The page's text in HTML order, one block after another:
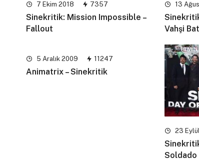
7 Ekim 2018 7357
Sinekritik: Mission Impossible –
Fallout
13
Vahşi
5 Aralık 2009 11247
Animatrix – Sinekritik
23
Soldado